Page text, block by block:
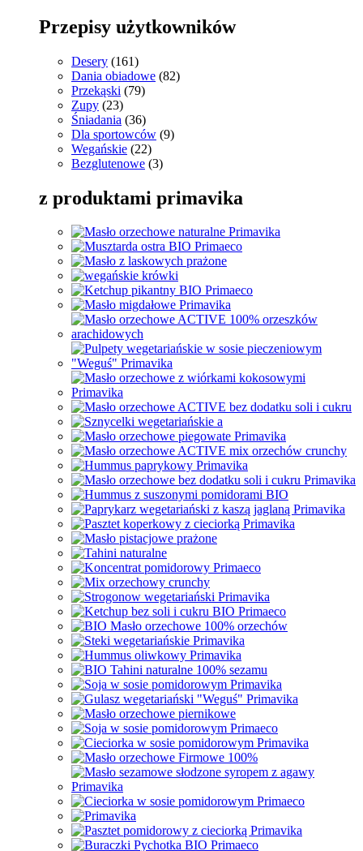
Przepisy użytkowników
Desery (161)
Dania obiadowe (82)
Przekąski (79)
Zupy (23)
Śniadania (36)
Dla sportowców (9)
Wegańskie (22)
Bezglutenowe (3)
z produktami primavika